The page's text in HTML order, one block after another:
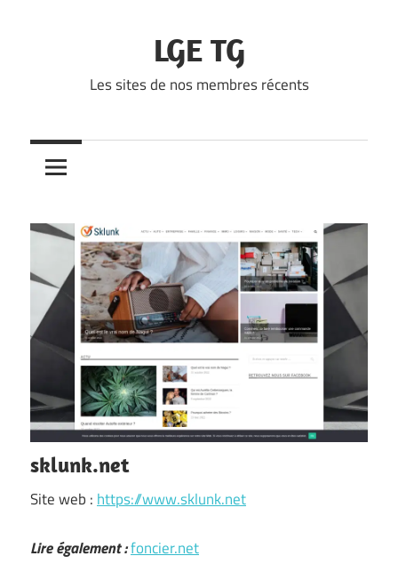
LGE TG
Les sites de nos membres récents
sklunk.net
Site web : https://www.sklunk.net
Lire également :foncier.net